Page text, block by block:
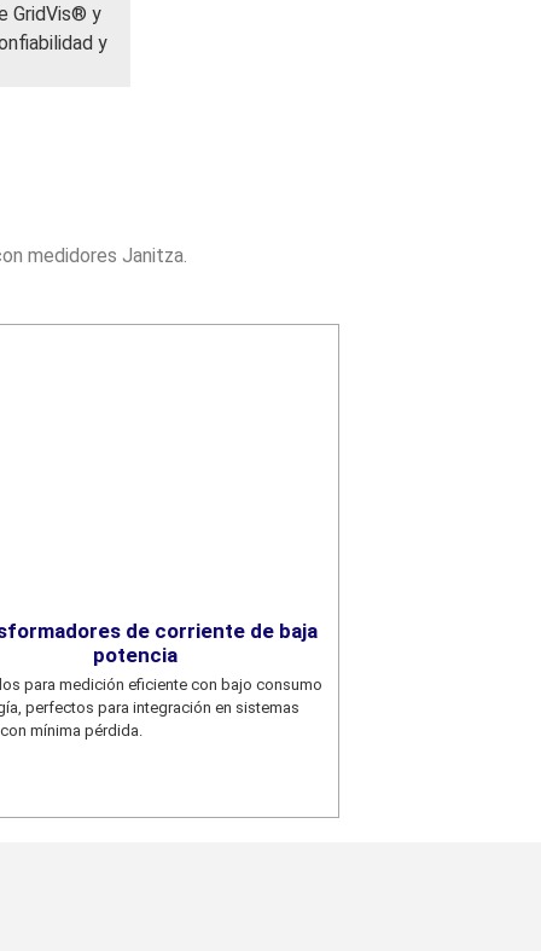
GridVis® y
y
medidores Janitza.
de corriente de baja
potencia
para medición eficiente con bajo consumo
perfectos para integración en sistemas
mínima pérdida.